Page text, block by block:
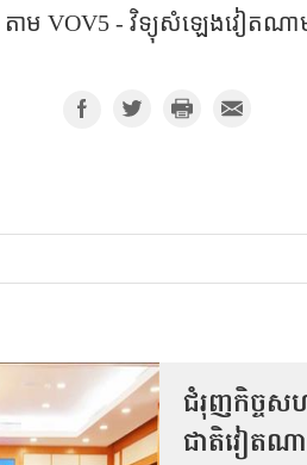
តាម VOV5 - វិទ្យុសំឡេង​វៀតណា
ជំរុញកិច្ចសហ
ជាតិវៀតណ